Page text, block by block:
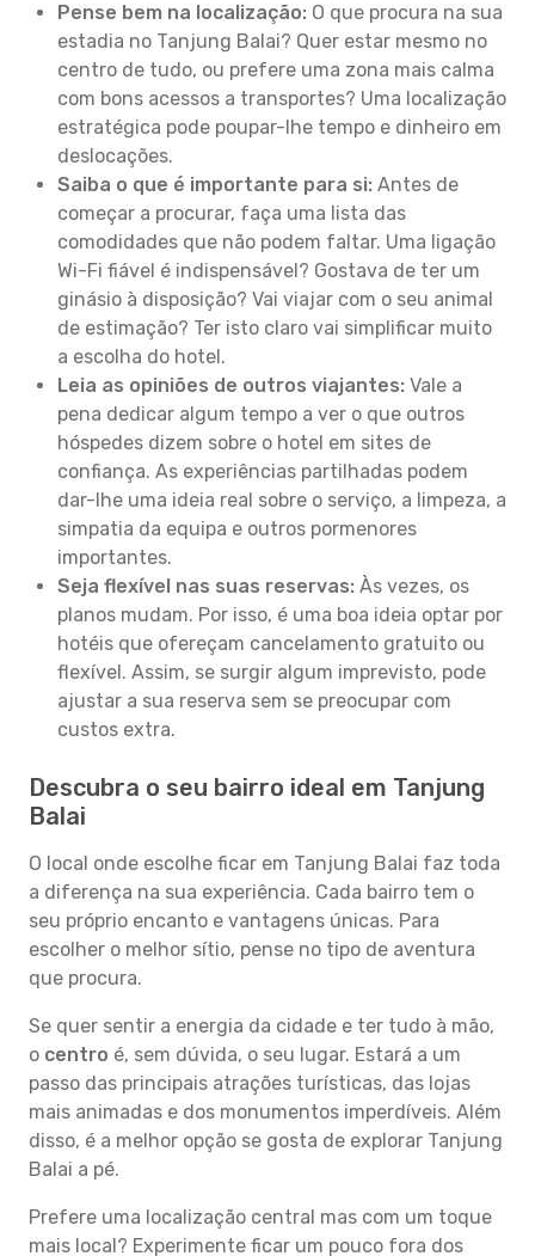
Pense bem na localização: O que procura na sua
estadia no Tanjung Balai? Quer estar mesmo no
centro de tudo, ou prefere uma zona mais calma
com bons acessos a transportes? Uma localização
estratégica pode poupar-lhe tempo e dinheiro em
deslocações.
Saiba o que é importante para si: Antes de
começar a procurar, faça uma lista das
comodidades que não podem faltar. Uma ligação
Wi-Fi fiável é indispensável? Gostava de ter um
ginásio à disposição? Vai viajar com o seu animal
de estimação? Ter isto claro vai simplificar muito
a escolha do hotel.
Leia as opiniões de outros viajantes: Vale a
pena dedicar algum tempo a ver o que outros
hóspedes dizem sobre o hotel em sites de
confiança. As experiências partilhadas podem
dar-lhe uma ideia real sobre o serviço, a limpeza, a
simpatia da equipa e outros pormenores
importantes.
Seja flexível nas suas reservas: Às vezes, os
planos mudam. Por isso, é uma boa ideia optar por
hotéis que ofereçam cancelamento gratuito ou
flexível. Assim, se surgir algum imprevisto, pode
ajustar a sua reserva sem se preocupar com
custos extra.
Descubra o seu bairro ideal em Tanjung
Balai
O local onde escolhe ficar em Tanjung Balai faz toda
a diferença na sua experiência. Cada bairro tem o
seu próprio encanto e vantagens únicas. Para
escolher o melhor sítio, pense no tipo de aventura
que procura.
Se quer sentir a energia da cidade e ter tudo à mão,
o centro é, sem dúvida, o seu lugar. Estará a um
passo das principais atrações turísticas, das lojas
mais animadas e dos monumentos imperdíveis. Além
disso, é a melhor opção se gosta de explorar Tanjung
Balai a pé.
Prefere uma localização central mas com um toque
mais local? Experimente ficar um pouco fora dos